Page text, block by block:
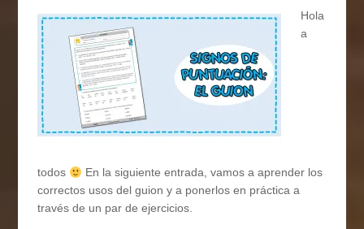
Hola
a
todos
En la siguiente entrada, vamos a aprender los
correctos usos del guion y a ponerlos en práctica a
través de un par de ejercicios.